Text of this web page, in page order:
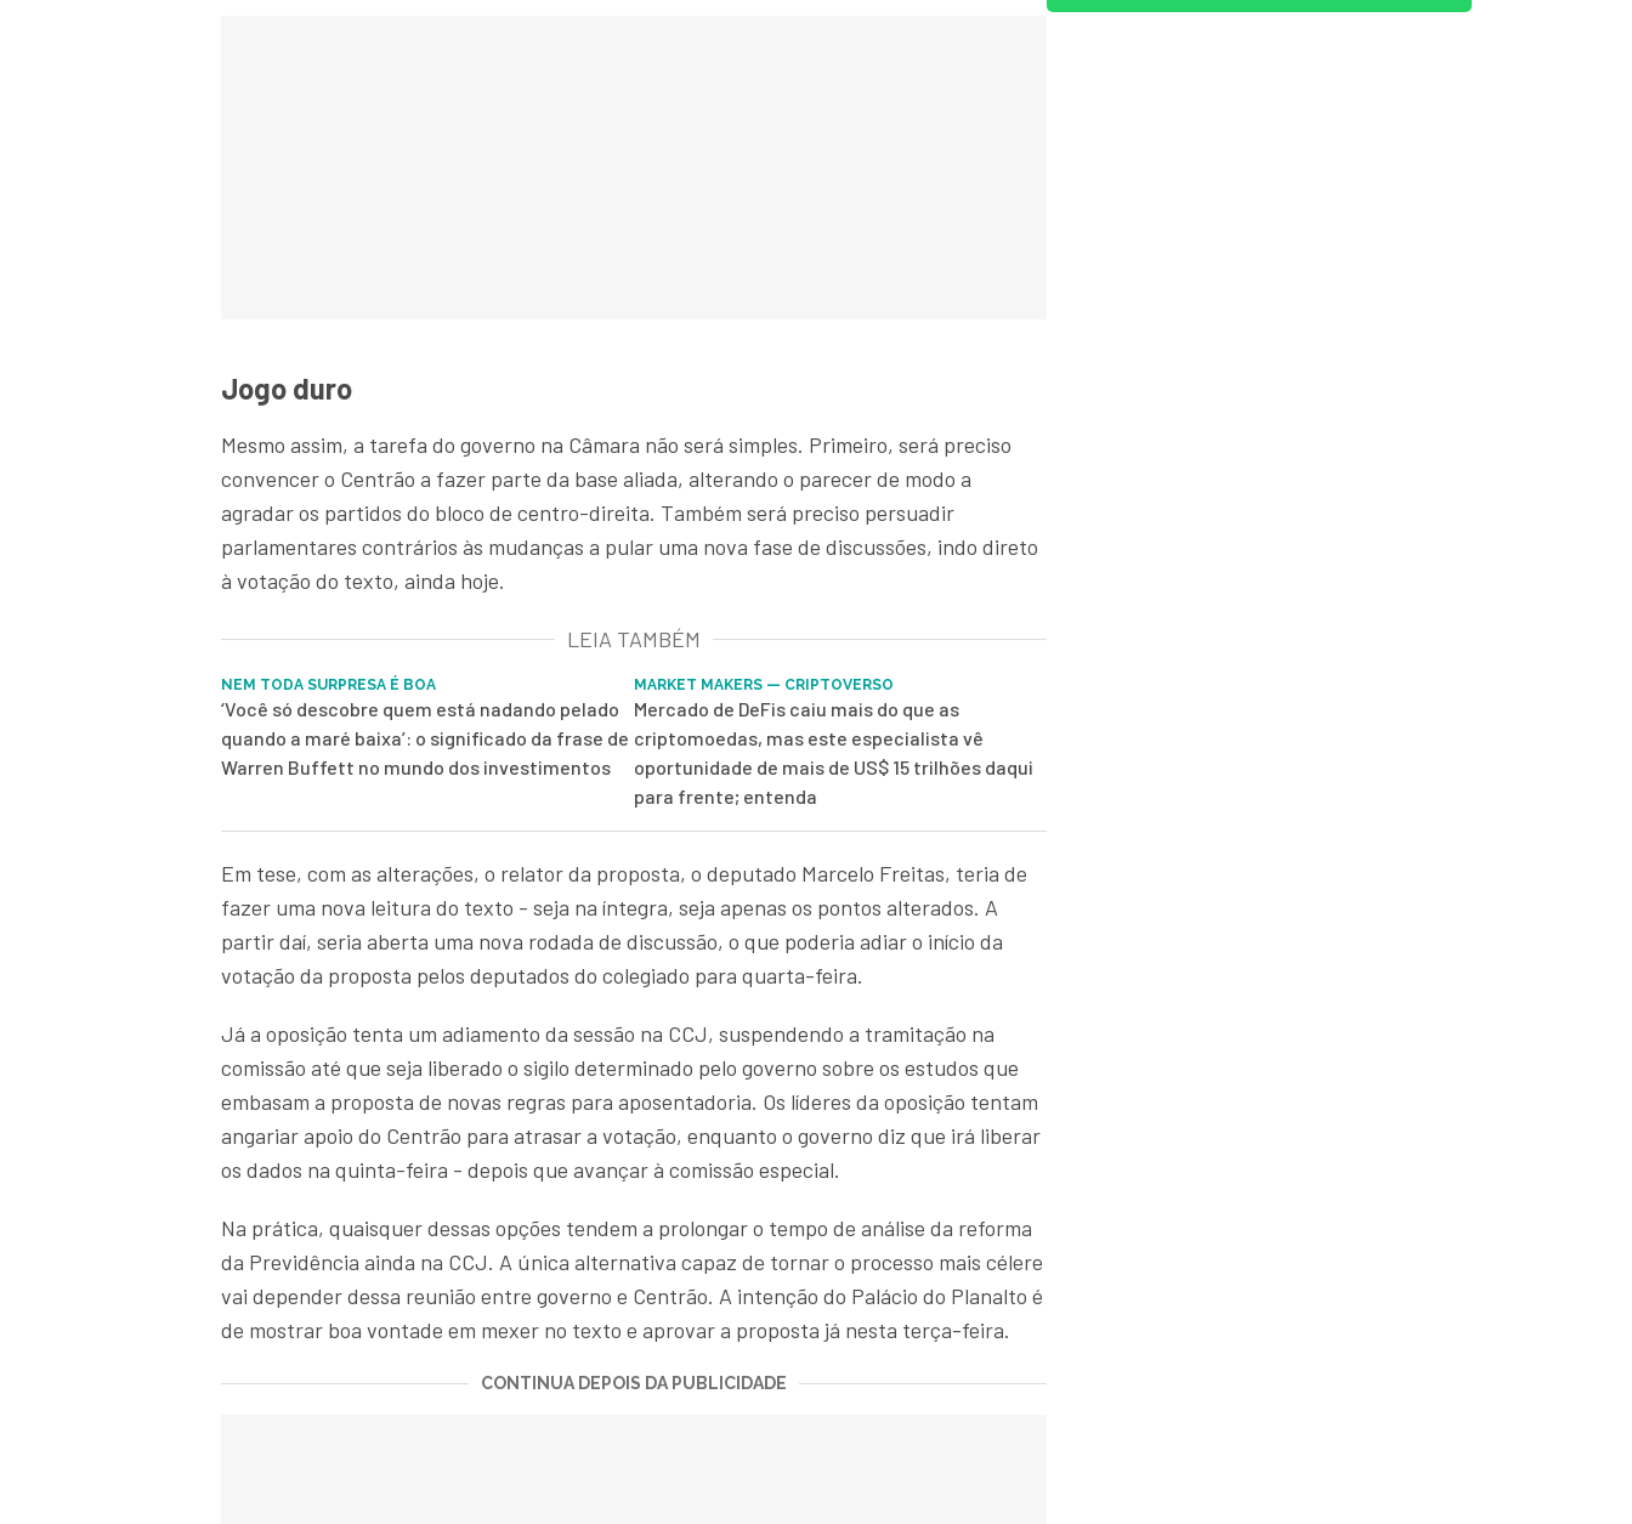
Jogo duro
Mesmo assim, a tarefa do governo na Câmara não será simples. Primeiro, será preciso
convencer o Centrão a fazer parte da base aliada, alterando o parecer de modo a
agradar os partidos do bloco de centro-direita. Também será preciso persuadir
parlamentares contrários às mudanças a pular uma nova fase de discussões, indo direto
à votação do texto, ainda hoje.
LEIA TAMBÉM
NEM TODA SURPRESA É BOA
‘Você só descobre quem está nadando pelado
quando a maré baixa’: o significado da frase de
Warren Buffett no mundo dos investimentos
MARKET MAKERS — CRIPTOVERSO
Mercado de DeFis caiu mais do que as
criptomoedas, mas este especialista vê
oportunidade de mais de US$ 15 trilhões daqui
para frente; entenda
Em tese, com as alterações, o relator da proposta, o deputado Marcelo Freitas, teria de
fazer uma nova leitura do texto - seja na íntegra, seja apenas os pontos alterados. A
partir daí, seria aberta uma nova rodada de discussão, o que poderia adiar o início da
votação da proposta pelos deputados do colegiado para quarta-feira.
Já a oposição tenta um adiamento da sessão na CCJ, suspendendo a tramitação na
comissão até que seja liberado o sigilo determinado pelo governo sobre os estudos que
embasam a proposta de novas regras para aposentadoria. Os líderes da oposição tentam
angariar apoio do Centrão para atrasar a votação, enquanto o governo diz que irá liberar
os dados na quinta-feira - depois que avançar à comissão especial.
Na prática, quaisquer dessas opções tendem a prolongar o tempo de análise da reforma
da Previdência ainda na CCJ. A única alternativa capaz de tornar o processo mais célere
vai depender dessa reunião entre governo e Centrão. A intenção do Palácio do Planalto é
de mostrar boa vontade em mexer no texto e aprovar a proposta já nesta terça-feira.
CONTINUA DEPOIS DA PUBLICIDADE